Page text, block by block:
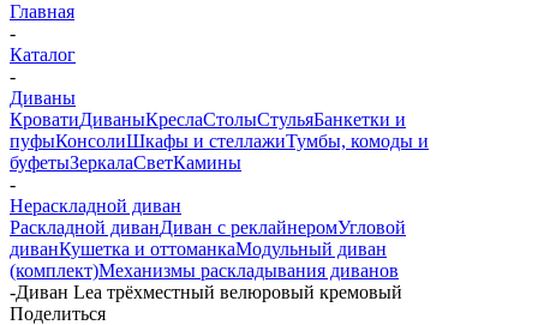
Главная
-
Каталог
-
Диваны
КроватиДиваныКреслаСтолыСтульяБанкетки и
пуфыКонсолиШкафы и стеллажиТумбы, комоды и
буфетыЗеркалаСветКамины
-
Нераскладной диван
Раскладной диванДиван с реклайнеромУгловой
диванКушетка и оттоманкаМодульный диван
(комплект)Механизмы раскладывания диванов
-Диван Lea трёхместный велюровый кремовый
Поделиться